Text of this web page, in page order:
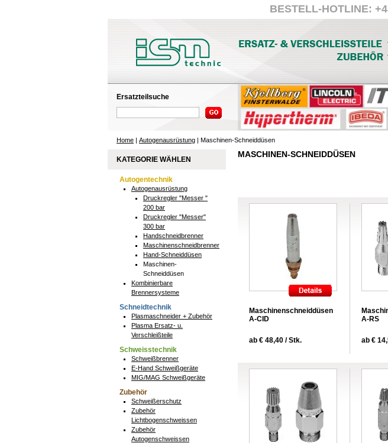
BESTELL-HOTLINE:
Ersatzteilsuche
Home | Autogenausrüstung | Maschinen-Schneiddüsen
KATEGORIE WÄHLEN
Autogentechnik
Autogenausrüstung
Druckregler "Messer "
200 bar
Druckregler "Messer"
300 bar
Handschneidbrenner
Maschinenschneidbrenner
Hand-Schneiddüsen
Maschinen-
Schneiddüsen
Kombinierbare
Brennersysteme
Schneidtechnik
Plasmaschneider + Zubehör
Plasma Ersatz- u.
Verschleißteile
Schweisstechnik
Schweißbrenner
E-Hand Schweißgeräte
MIG/MAG Schweißgeräte
Zubehör
Schweißerschutz
Zubehör
Lichtbogenschweissen
Zubehör
Autogenschweissen
MASCHINEN-SCHNEIDDÜSEN
Maschinenschneiddüsen
A-CID
ab € 48,40 / Stk.
A-RS
ab €